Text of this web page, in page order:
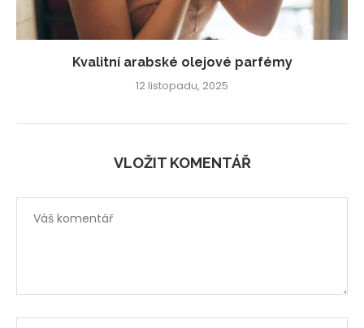
Kvalitní arabské olejové parfémy
12 listopadu, 2025
VLOŽIT KOMENTÁŘ